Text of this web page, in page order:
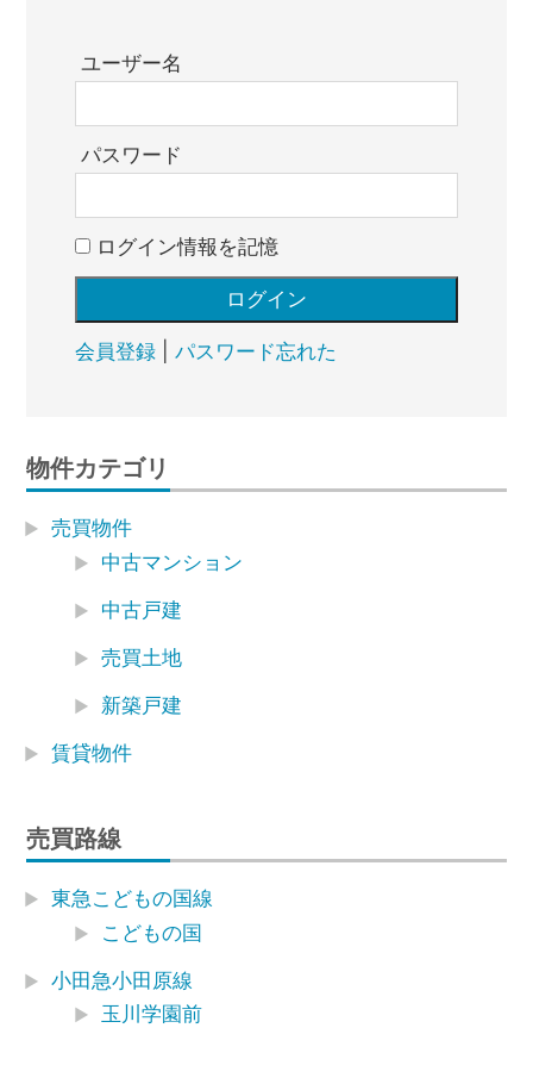
ユーザー名
パスワード
ログイン情報を記憶
会員登録| パスワード忘れた
物件カテゴリ
売買物件
中古マンション
中古戸建
売買土地
新築戸建
賃貸物件
売買路線
東急こどもの国線
こどもの国
小田急小田原線
玉川学園前